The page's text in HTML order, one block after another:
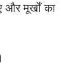
और मूर्खों का